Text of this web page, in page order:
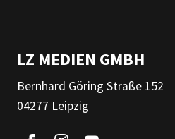
LZ MEDIEN GMBH
Bernhard Göring Straße 152
04277 Leipzig